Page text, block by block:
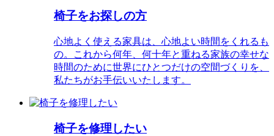
椅子をお探しの方
心地よく使える家具は、心地よい時間をくれるも
の。これから何年、何十年と重ねる家族の幸せな
時間のために世界にひとつだけの空間づくりを、
私たちがお手伝いいたします。
椅子を修理したい